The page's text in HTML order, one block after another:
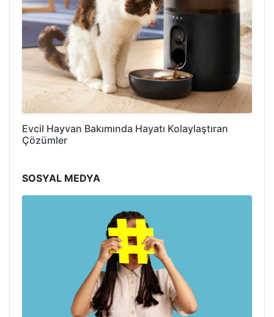
Evcil Hayvan Bakımında Hayatı Kolaylaştıran
Çözümler
SOSYAL MEDYA